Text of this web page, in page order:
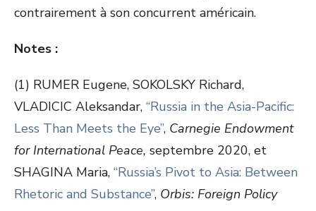
contrairement à son concurrent américain.
Notes :
(1) RUMER Eugene, SOKOLSKY Richard,
VLADICIC Aleksandar, “Russia in the Asia-Pacific:
Less Than Meets the Eye”, Carnegie Endowment
for International Peace, septembre 2020, et
SHAGINA Maria, “Russia’s Pivot to Asia: Between
Rhetoric and Substance”, Orbis: Foreign Policy